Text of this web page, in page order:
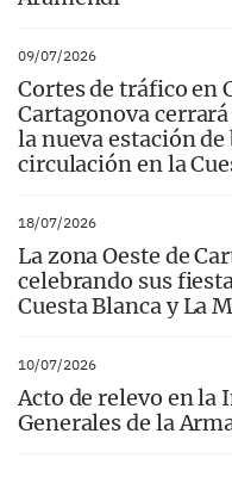
09/07/2026
Cortes de tráfico en
Cartagonova
la nueva estación
circulación en la
18/07/2026
La zona Oeste de
celebrando sus
Cuesta Blanca y La
10/07/2026
Acto de relevo en la
Generales de la